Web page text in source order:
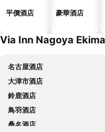
平價酒店 豪華酒店
Via Inn Nagoya
名古屋酒店
大津市酒店
鈴鹿酒店
鳥羽酒店
桑名酒店